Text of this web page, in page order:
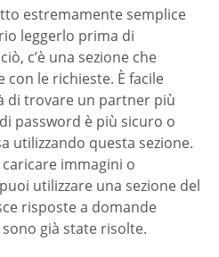
estremamente semplice
leggerlo prima di
c’è una sezione che
le richieste. È facile
di trovare un partner più
password è più sicuro o
utilizzando questa sezione.
immagini o
utilizzare una sezione del
risposte a domande
già state risolte.